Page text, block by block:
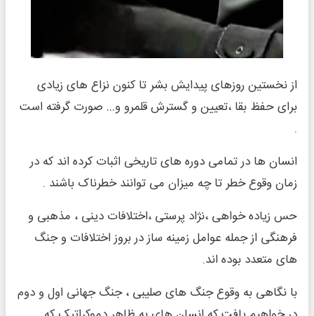
از نخستین روزهای پیدایش بشر تا کنون نزاع های زیادی
برای حفظ بقا ،تعیین و گسترش قلمرو و… صورت گرفته است
.
انسان ها در تمامی دوره های تاریخی اثبات کرده اند که در
زمان وقوع خطر تا چه میزان می توانند خطرناک باشند .
حس زیاده خواهی ،نژاد پرستی ،اختلافات دینی ، مذهبی و
فرهنگی از جمله عوامل زمینه ساز در بروز اختلافات و جنگ
های متعدد بوده اند.
با نگاهی به وقوع جنگ های صلیبی ، جنگ جهانی اول و دوم